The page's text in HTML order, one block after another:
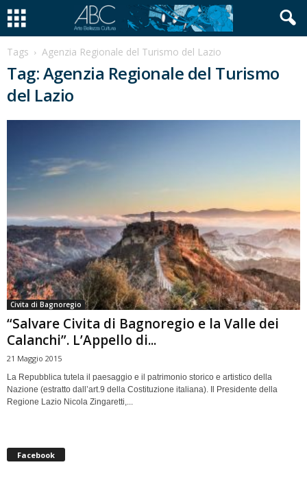
Tags Agenzia Regionale del Turismo del Lazio
Tag: Agenzia Regionale del Turismo
del Lazio
Civita di Bagnoregio
“Salvare Civita di Bagnoregio e la Valle dei
Calanchi”. L’Appello di...
21 Maggio 2015
La Repubblica tutela il paesaggio e il patrimonio storico e artistico della
Nazione (estratto dall’art.9 della Costituzione italiana). Il Presidente della
Regione Lazio Nicola Zingaretti,...
Facebook